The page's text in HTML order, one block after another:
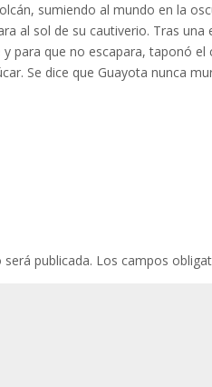
sumiendo al mundo en la
al sol de su cautiverio. Tras
para que no escapara, taponó
Se dice que Guayota nunca
publicada. Los campos